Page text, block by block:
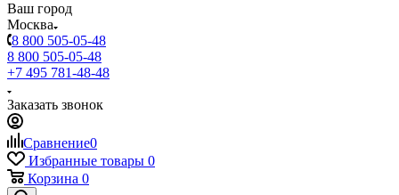
Ваш город
Москва
8 800 505-05-48
8 800 505-05-48
+7 495 781-48-48
Заказать звонок
Сравнение0
Избранные товары 0
Корзина 0